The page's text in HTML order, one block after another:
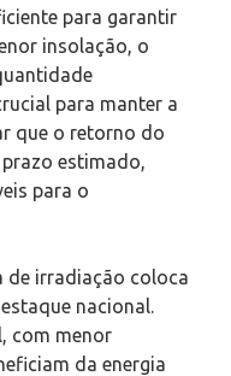
para garantir
insolação, o
para manter a
que o retorno do
estimado,
para o
de irradiação coloca
nacional.
com menor
da energia